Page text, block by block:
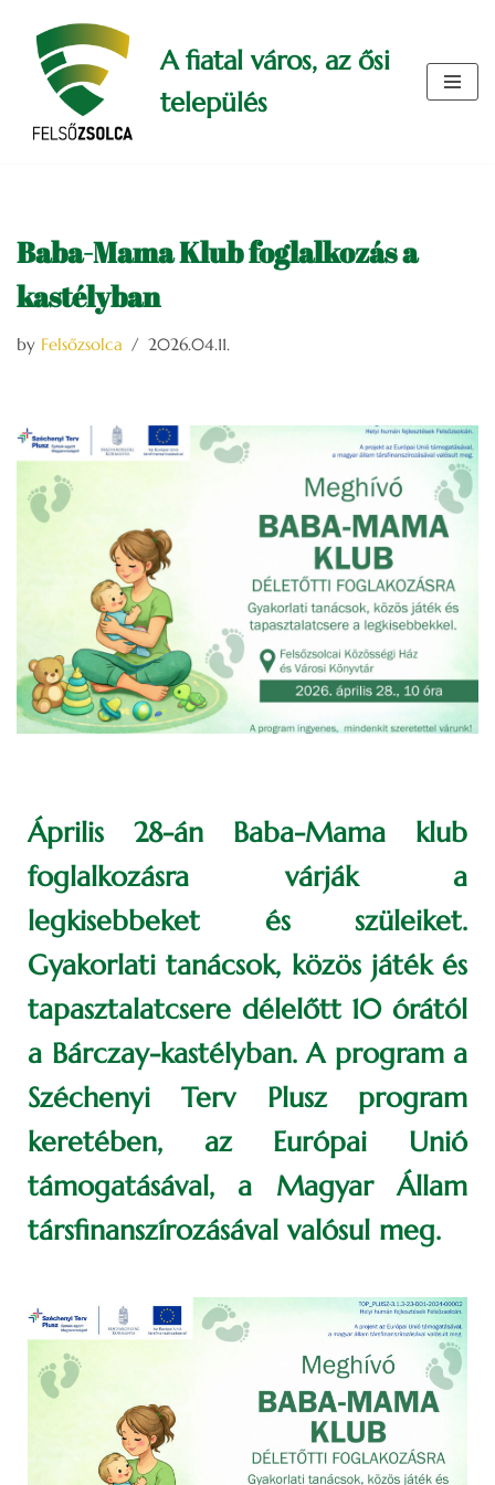
Skip
content
A fiatal város, az ősi
település
Baba-Mama Klub foglalkozás a
kastélyban
by Felsőzsolca 2026.04.11.
Április 28-án Baba-Mama klub
foglalkozásra várják a
legkisebbeket és szüleiket.
Gyakorlati tanácsok, közös játék és
tapasztalatcsere délelőtt 10 órától
a Bárczay-kastélyban. A program a
Széchenyi Terv Plusz program
keretében, az Európai Unió
támogatásával, a Magyar Állam
társfinanszírozásával valósul meg.